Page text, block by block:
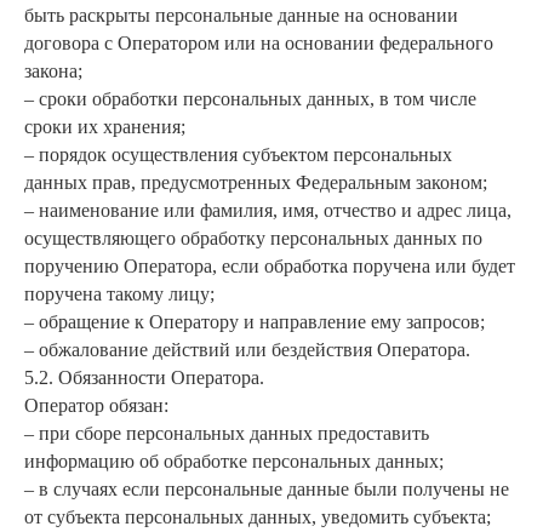
быть раскрыты персональные данные на основании
договора с Оператором или на основании федерального
закона;
– сроки обработки персональных данных, в том числе
сроки их хранения;
– порядок осуществления субъектом персональных
данных прав, предусмотренных Федеральным законом;
– наименование или фамилия, имя, отчество и адрес лица,
осуществляющего обработку персональных данных по
поручению Оператора, если обработка поручена или будет
поручена такому лицу;
– обращение к Оператору и направление ему запросов;
– обжалование действий или бездействия Оператора.
5.2. Обязанности Оператора.
Оператор обязан:
– при сборе персональных данных предоставить
информацию об обработке персональных данных;
– в случаях если персональные данные были получены не
от субъекта персональных данных, уведомить субъекта;